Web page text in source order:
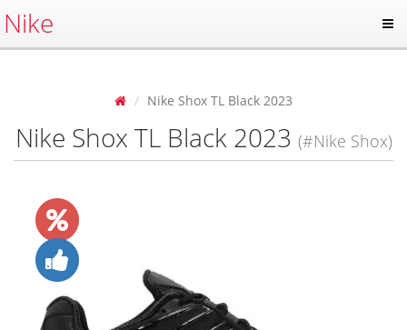
Nike
Nike Shox TL Black 2023
Nike Shox TL Black 2023 (#Nike Shox)